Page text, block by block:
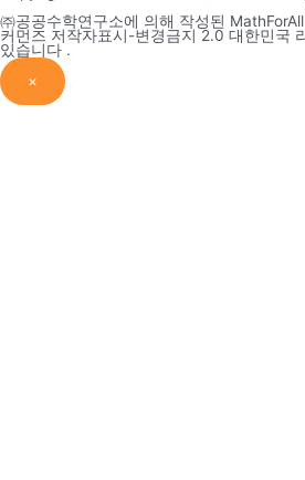
㈜공공수학연구소에 의해 작성된
커먼즈 저작자표시-변경금지 2.0 대한민국
있습니다 .
×